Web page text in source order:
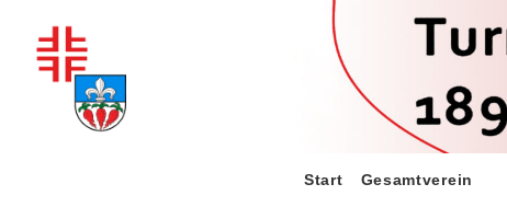
springen
Start Gesamtverein